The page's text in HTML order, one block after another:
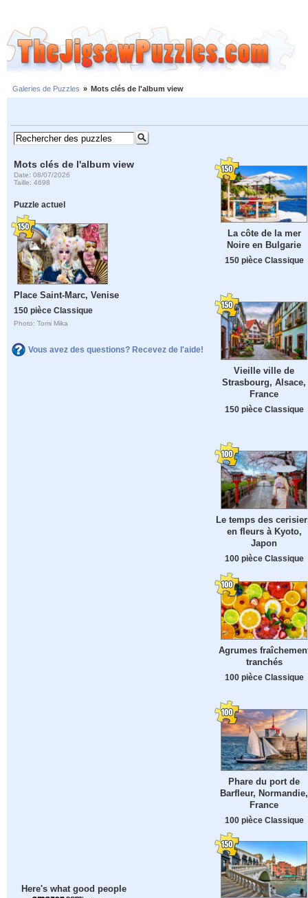
Galeries de Puzzles » Mots clés de l'album view
Mots clés de l'album view
Date: 08/07/2026
Taille: 4698
Puzzle actuel
Place Saint-Marc, Venise
150 pièce Classique
Photo: Tomi Mika
Vous avez des questions? Recevez de l'aide!
Here's what good people
La côte de la mer
Noire en Bulgarie
150 pièce Classique
Vieille ville de
Strasbourg, Alsace,
France
150 pièce Classique
Le temps des
en fleurs à Kyoto,
Japon
100 pièce Classique
Agrumes
tranchés
100 pièce Classique
Phare du port de
Barfleur, Normandie,
France
100 pièce Classique